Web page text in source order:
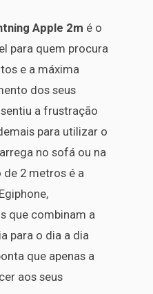
Apple 2m é o
para quem procura
e a máxima
dos seus
a frustração
para utilizar o
no sofá ou na
de 2 metros é a
que combinam a
para o dia a dia
que apenas a
aos seus